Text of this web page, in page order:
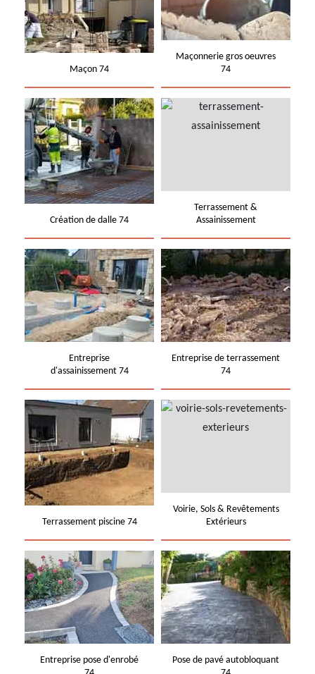
Maçon 74
Maçonnerie gros oeuvres
74
Création de dalle 74
Terrassement &
Assainissement
Entreprise
d'assainissement 74
Entreprise de terrassement
74
Terrassement piscine 74
Voirie, Sols & Revêtements
Extérieurs
Entreprise pose d'enrobé
Pose de pavé autobloquant